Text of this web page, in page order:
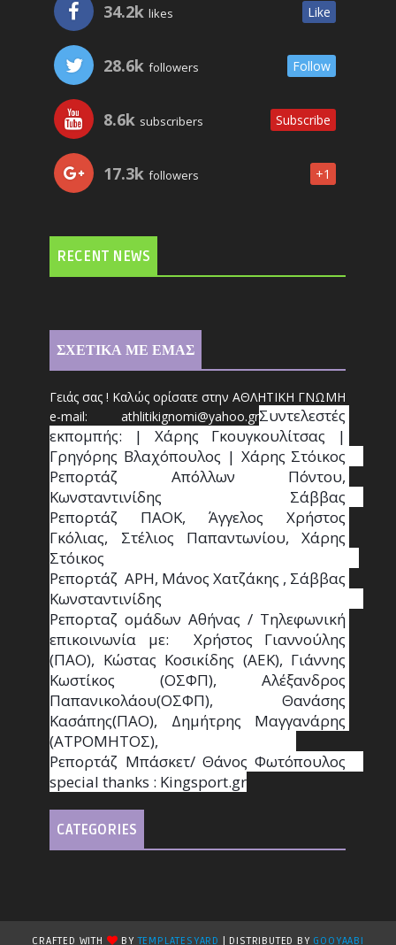
34.2k likes Like
28.6k followers Follow
8.6k subscribers Subscribe
17.3k followers +1
RECENT NEWS
ΣΧΕΤΙΚΑ ΜΕ ΕΜΑΣ
Γειάς σας ! Καλώς ορίσατε στην ΑΘΛΗΤΙΚΗ ΓΝΩΜΗ
e-mail: athlitikignomi@yahoo.grΣυντελεστές
εκπομπής: | Χάρης Γκουγκουλίτσας |
Γρηγόρης Βλαχόπουλος | Χάρης Στόικος
Ρεπορτάζ Απόλλων Πόντου,
Κωνσταντινίδης   Σάββας
Ρεπορτάζ ΠΑΟΚ, Άγγελος Χρήστος
Γκόλιας, Στέλιος Παπαντωνίου, Χάρης
Στόικος
Ρεπορτάζ  ΑΡΗ, Μάνος Χατζάκης , Σάββας
Κωνσταντινίδης
Ρεπορταζ ομάδων Αθήνας / Τηλεφωνική
επικοινωνία με:  Χρήστος Γιαννούλης
(ΠΑΟ), Κώστας Κοσικίδης (ΑΕΚ), Γιάννης
Κωστίκος (ΟΣΦΠ), Αλέξανδρος
Παπανικολάου(ΟΣΦΠ), Θανάσης
Κασάπης(ΠΑΟ), Δημήτρης Μαγγανάρης
(ΑΤΡΟΜΗΤΟΣ),
Ρεπορτάζ Μπάσκετ/ Θάνος Φωτόπουλος
special thanks : Κingsport.gr
CATEGORIES
CRAFTED WITH BYTEMPLATESYARD | DISTRIBUTED BY GOOYAABI